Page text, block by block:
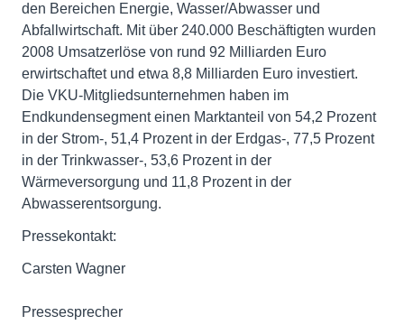
den Bereichen Energie, Wasser/Abwasser und
Abfallwirtschaft. Mit über 240.000 Beschäftigten wurden
2008 Umsatzerlöse von rund 92 Milliarden Euro
erwirtschaftet und etwa 8,8 Milliarden Euro investiert.
Die VKU-Mitgliedsunternehmen haben im
Endkundensegment einen Marktanteil von 54,2 Prozent
in der Strom-, 51,4 Prozent in der Erdgas-, 77,5 Prozent
in der Trinkwasser-, 53,6 Prozent in der
Wärmeversorgung und 11,8 Prozent in der
Abwasserentsorgung.
Pressekontakt:
Carsten Wagner
Pressesprecher